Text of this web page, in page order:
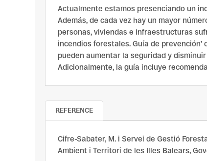
Actualmente estamos presenciando un
Además, de cada vez hay un mayor
personas, viviendas e infraestructuras
incendios forestales. Guía de
pueden aumentar la seguridad y
Adicionalmente, la guía incluye
REFERENCE
Cifre-Sabater, M. i Servei de Gestió
Ambient i Territori de les Illes Balears,